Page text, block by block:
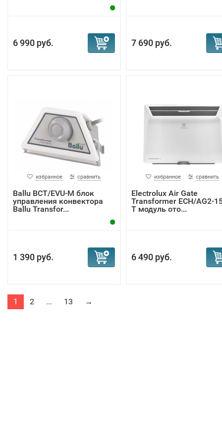
6 990 руб. 7 690 руб.
избранное сравнить
Ballu BCT/EVU-M блок
управления конвектора
Ballu Transfor...
1 390 руб.
избранное сравнить
Electrolux Air Gate
Transformer ECH/AG2-
T модуль ото...
6 490 руб.
1 2 ... 13 →